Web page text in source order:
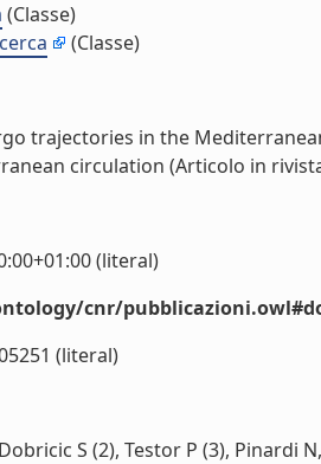
(Classe)
(Classe)
trajectories in the
circulation (Articolo in
(literal)
cnr/
(literal)
S (2), Testor P (3), Pinardi